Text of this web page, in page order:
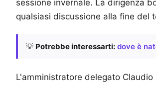
sessione invernale. La dirigenza
qualsiasi discussione alla fine del
💡 Potrebbe interessarti: dove è
L'amministratore delegato